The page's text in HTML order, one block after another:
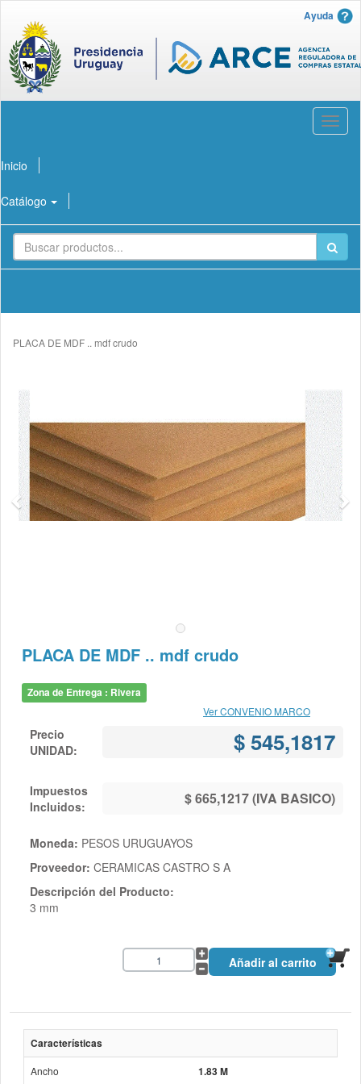
Ayuda
Abrir
menú
Inicio
Catálogo
PLACA DE MDF .. mdf crudo
PLACA DE MDF .. mdf crudo
Zona de Entrega : Rivera
Ver CONVENIO MARCO
Precio
UNIDAD:
$ 545,1817
Impuestos
Incluidos:
$ 665,1217 (IVA BASICO)
Moneda: PESOS URUGUAYOS
Proveedor: CERAMICAS CASTRO S A
Descripción del Producto:
3 mm
Características
Ancho 1.83 M